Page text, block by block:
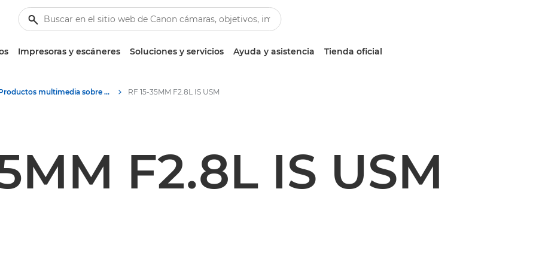
Impresoras y escáneres Soluciones y servicios Ayuda y asistencia Tienda oficial
Productos multimedia sobre cámaras y accesorios: Centro de prensa de Canon RF 15-35MM F2.8L IS USM
F2.8L IS USM